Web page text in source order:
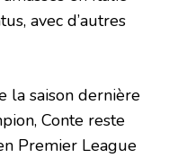
avec d’autres
la saison dernière
Conte reste
Premier League